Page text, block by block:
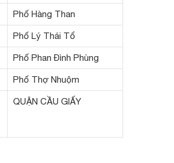
Phố Hàng Than
Phố Lý Thái Tổ
Phố Phan Đình Phùng
Phố Thợ Nhuộm
QUẬN CẦU GIẤY